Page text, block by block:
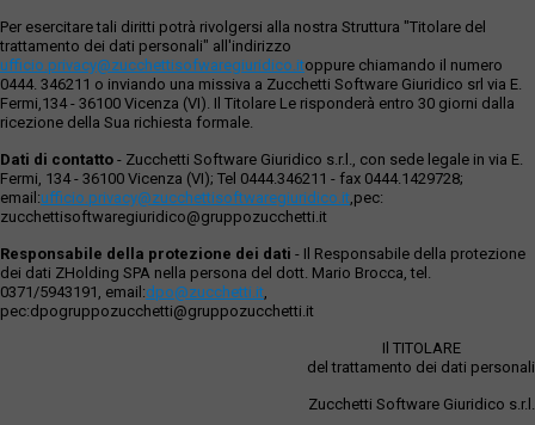
Per esercitare tali diritti potrà rivolgersi alla nostra Struttura "Titolare del
trattamento dei dati personali" all'indirizzo
ufficio.privacy@zucchettisofwaregiuridico.itoppure chiamando il numero
0444. 346211 o inviando una missiva a Zucchetti Software Giuridico srl via E.
Fermi,134 - 36100 Vicenza (VI). Il Titolare Le risponderà entro 30 giorni dalla
ricezione della Sua richiesta formale.
Dati di contatto - Zucchetti Software Giuridico s.r.l., con sede legale in via E.
Fermi, 134 - 36100 Vicenza (VI); Tel 0444.346211 - fax 0444.1429728;
email:ufficio.privacy@zucchettisoftwaregiuridico.it ,pec:
zucchettisoftwaregiuridico@gruppozucchetti.it
Responsabile della protezione dei dati - Il Responsabile della protezione
dei dati ZHolding SPA nella persona del dott. Mario Brocca, tel.
0371/5943191, email:dpo@zucchetti.it
pec:dpogruppozucchetti@gruppozucchetti.it
Il TITOLARE
del trattamento dei dati personali
Zucchetti Software Giuridico s.r.l.